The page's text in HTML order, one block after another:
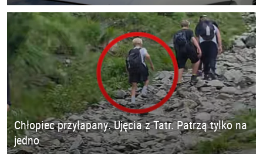
Chłopiec przyłapany. Ujęcia z Tatr. Patrzą tylko na
jedno